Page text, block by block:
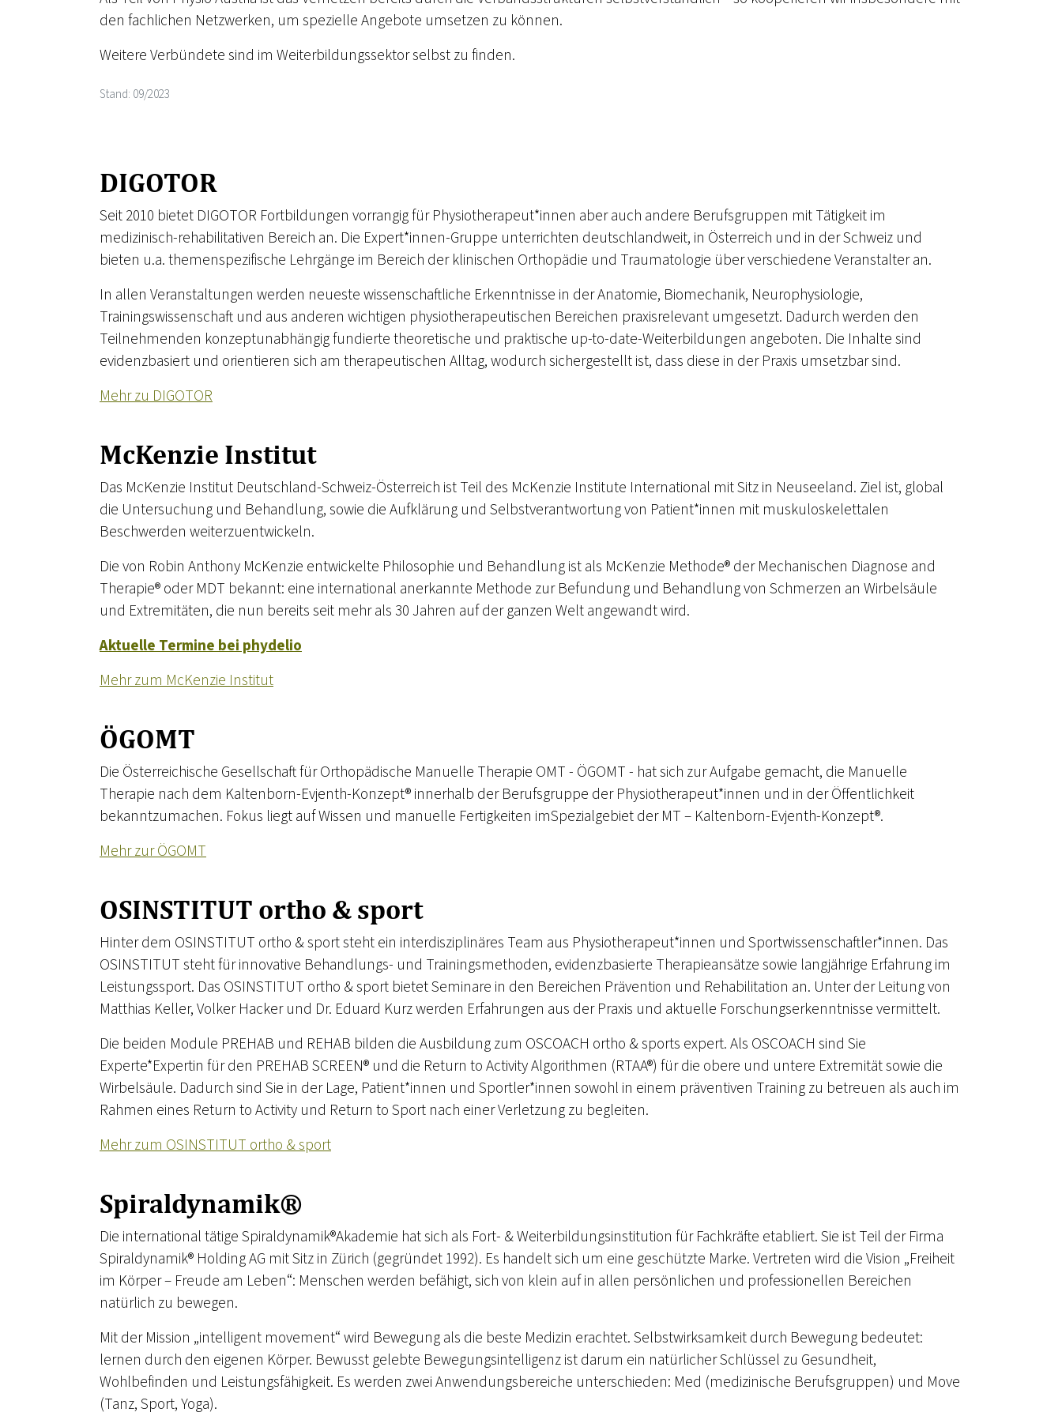
den fachlichen Netzwerken, um spezielle Angebote umsetzen zu können.
Weitere Verbündete sind im Weiterbildungssektor selbst zu finden.
Stand: 09/2023
DIGOTOR
Seit 2010 bietet DIGOTOR Fortbildungen vorrangig für Physiotherapeut*innen aber auch andere Berufsgruppen mit Tätigkeit im
medizinisch-rehabilitativen Bereich an. Die Expert*innen-Gruppe unterrichten deutschlandweit, in Österreich und in der Schweiz und
bieten u.a. themenspezifische Lehrgänge im Bereich der klinischen Orthopädie und Traumatologie über verschiedene Veranstalter an.
In allen Veranstaltungen werden neueste wissenschaftliche Erkenntnisse in der Anatomie, Biomechanik, Neurophysiologie,
Trainingswissenschaft und aus anderen wichtigen physiotherapeutischen Bereichen praxisrelevant umgesetzt. Dadurch werden den
Teilnehmenden konzeptunabhängig fundierte theoretische und praktische up-to-date-Weiterbildungen angeboten. Die Inhalte sind
evidenzbasiert und orientieren sich am therapeutischen Alltag, wodurch sichergestellt ist, dass diese in der Praxis umsetzbar sind.
Mehr zu DIGOTOR
McKenzie Institut
Das McKenzie Institut Deutschland-Schweiz-Österreich ist Teil des McKenzie Institute International mit Sitz in Neuseeland. Ziel ist, global
die Untersuchung und Behandlung, sowie die Aufklärung und Selbstverantwortung von Patient*innen mit muskuloskelettalen
Beschwerden weiterzuentwickeln.
Die von Robin Anthony McKenzie entwickelte Philosophie und Behandlung ist als McKenzie Methode® der Mechanischen Diagnose and
Therapie® oder MDT bekannt: eine international anerkannte Methode zur Befundung und Behandlung von Schmerzen an Wirbelsäule
und Extremitäten, die nun bereits seit mehr als 30 Jahren auf der ganzen Welt angewandt wird.
Aktuelle Termine bei phydelio
Mehr zum McKenzie Institut
ÖGOMT
Die Österreichische Gesellschaft für Orthopädische Manuelle Therapie OMT - ÖGOMT - hat sich zur Aufgabe gemacht, die Manuelle
Therapie nach dem Kaltenborn-Evjenth-Konzept® innerhalb der Berufsgruppe der Physiotherapeut*innen und in der Öffentlichkeit
bekanntzumachen. Fokus liegt auf Wissen und manuelle Fertigkeiten imSpezialgebiet der MT – Kaltenborn-Evjenth-Konzept®.
Mehr zur ÖGOMT
OSINSTITUT ortho & sport
Hinter dem OSINSTITUT ortho & sport steht ein interdisziplinäres Team aus Physiotherapeut*innen und Sportwissenschaftler*innen. Das
OSINSTITUT steht für innovative Behandlungs- und Trainingsmethoden, evidenzbasierte Therapieansätze sowie langjährige Erfahrung im
Leistungssport. Das OSINSTITUT ortho & sport bietet Seminare in den Bereichen Prävention und Rehabilitation an. Unter der Leitung von
Matthias Keller, Volker Hacker und Dr. Eduard Kurz werden Erfahrungen aus der Praxis und aktuelle Forschungserkenntnisse vermittelt.
Die beiden Module PREHAB und REHAB bilden die Ausbildung zum OSCOACH ortho & sports expert. Als OSCOACH sind Sie
Experte*Expertin für den PREHAB SCREEN® und die Return to Activity Algorithmen (RTAA®) für die obere und untere Extremität sowie die
Wirbelsäule. Dadurch sind Sie in der Lage, Patient*innen und Sportler*innen sowohl in einem präventiven Training zu betreuen als auch im
Rahmen eines Return to Activity und Return to Sport nach einer Verletzung zu begleiten.
Mehr zum OSINSTITUT ortho & sport
Spiraldynamik®
Die international tätige Spiraldynamik®Akademie hat sich als Fort- & Weiterbildungsinstitution für Fachkräfte etabliert. Sie ist Teil der Firma
Spiraldynamik® Holding AG mit Sitz in Zürich (gegründet 1992). Es handelt sich um eine geschützte Marke. Vertreten wird die Vision „Freiheit
im Körper – Freude am Leben“: Menschen werden befähigt, sich von klein auf in allen persönlichen und professionellen Bereichen
natürlich zu bewegen.
Mit der Mission „intelligent movement“ wird Bewegung als die beste Medizin erachtet. Selbstwirksamkeit durch Bewegung bedeutet:
lernen durch den eigenen Körper. Bewusst gelebte Bewegungsintelligenz ist darum ein natürlicher Schlüssel zu Gesundheit,
Wohlbefinden und Leistungsfähigkeit. Es werden zwei Anwendungsbereiche unterschieden: Med (medizinische Berufsgruppen) und Move
(Tanz, Sport, Yoga).